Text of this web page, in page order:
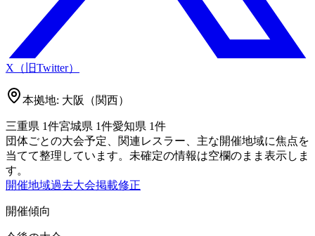
X（旧Twitter）
本拠地: 大阪（関西）
三重県 1件宮城県 1件愛知県 1件
団体ごとの大会予定、関連レスラー、主な開催地域に焦点を
当てて整理しています。未確定の情報は空欄のまま表示しま
す。
開催地域過去大会掲載修正
開催傾向